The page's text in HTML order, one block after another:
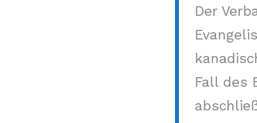
Der
Fall des